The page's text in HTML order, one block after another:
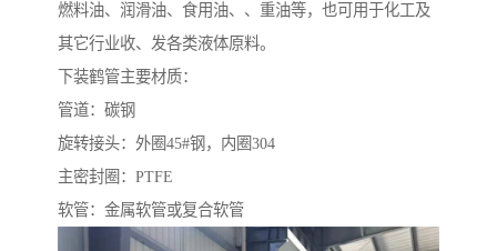
燃料油、润滑油、食用油、、重油等，也可用于化工及
其它行业收、发各类液体原料。
下装鹤管主要材质：
管道：碳钢
旋转接头：外圈45#钢，内圈304
主密封圈：PTFE
软管：金属软管或复合软管